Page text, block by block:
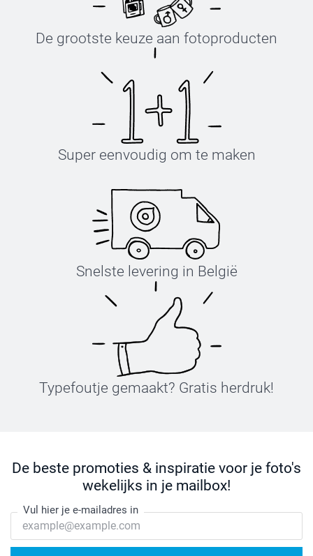
De grootste keuze aan fotoproducten
Super eenvoudig om te maken
Snelste levering in België
Typefoutje gemaakt? Gratis herdruk!
De beste promoties & inspiratie voor je foto's
wekelijks in je mailbox!
Vul hier je e-mailadres in